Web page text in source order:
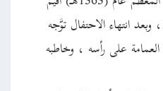
وبعد انتهاء الاحتفال توَّجه
على رأسه ، وخاطبه